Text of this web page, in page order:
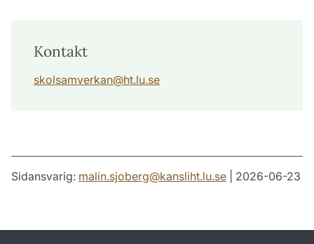
Kontakt
skolsamverkan@ht.lu.se
Sidansvarig: malin.sjoberg@kansliht.lu.se | 2026-06-23